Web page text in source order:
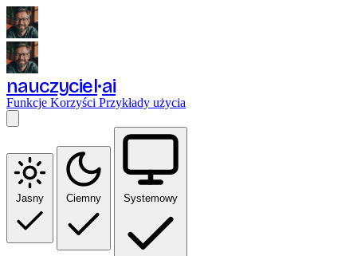
nauczyciel ai
Funkcje Korzyści Przykłady użycia
Jasny Ciemny Systemowy